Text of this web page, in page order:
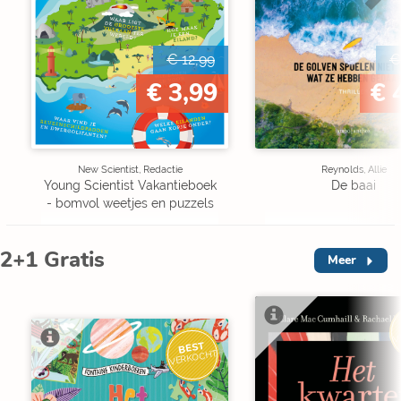
€ 12,99
€ 3,99
New Scientist, Redactie
Young Scientist Vakantieboek
- bomvol weetjes en puzzels
€
€
Reynolds, Allie
De baai
2+1 Gratis Meer
BEST
VERKOCHT